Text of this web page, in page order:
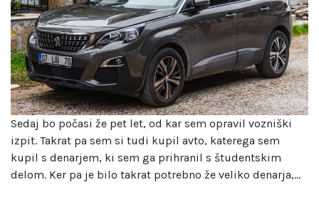
Sedaj bo počasi že pet let, od kar sem opravil vozniški
izpit. Takrat pa sem si tudi kupil avto, katerega sem
kupil s denarjem, ki sem ga prihranil s študentskim
delom. Ker pa je bilo takrat potrebno že veliko denarja,…